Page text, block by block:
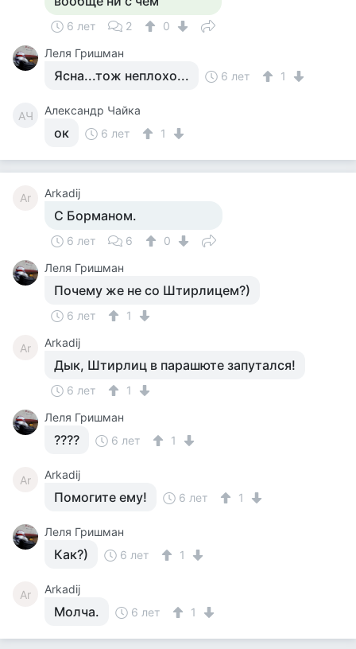
6 лет 2
0
Леля Гришман
Ясна...тож неплохо... 6 лет 1
АЧ Александр Чайка
ок 6 лет 1
Ar Arkadij
С Борманом.
6 лет 6
0
Леля Гришман
Почему же не со Штирлицем?)
6 лет 1
Ar Arkadij
Дык, Штирлиц в парашюте запутался!
6 лет
1
Леля Гришман
???? 6 лет 1
Ar Arkadij
Помогите ему! 6 лет 1
Леля Гришман
Как?) 6 лет 1
Ar Arkadij
Молча. 6 лет 1